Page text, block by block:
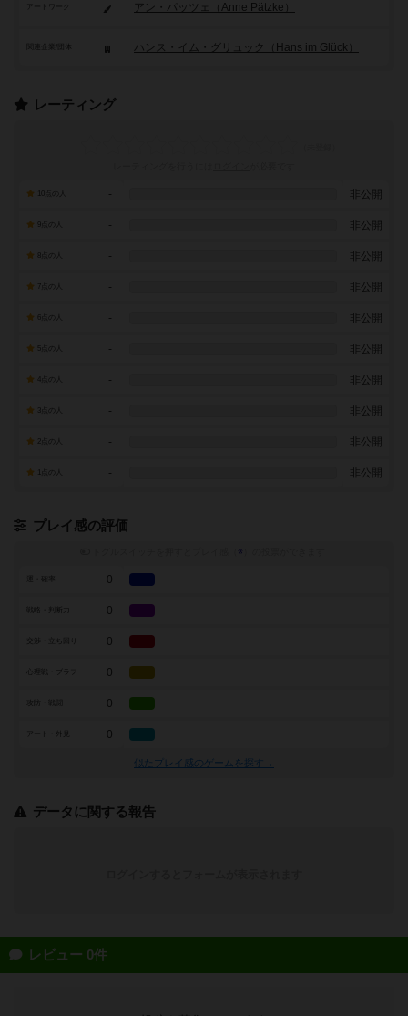
アートワーク アン・パッツェ（Anne Pätzke）
ハンス・イム・グリュック（Hans im Glück）
レーティング
- 非公開
- 非公開
- 非公開
7点の人 - 非公開
- 非公開
- 非公開
- 非公開
- 非公開
- 非公開
- 非公開
プレイ感の評価
※
0
戦略・判断力 0
0
0
0
アート・外見 0
似たプレイ感のゲームを探す→
データに関する報告
レビュー 0件